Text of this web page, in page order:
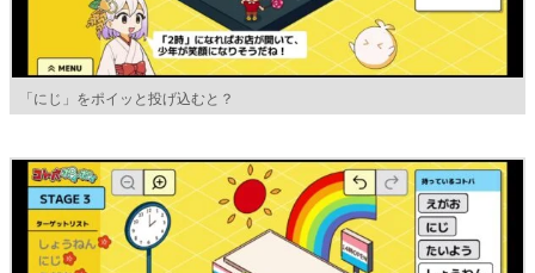
「にじ」をポイッと投げ込むと？